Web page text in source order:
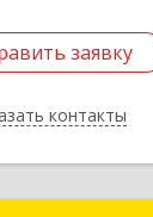
заявку
контакты
заявку
Назад